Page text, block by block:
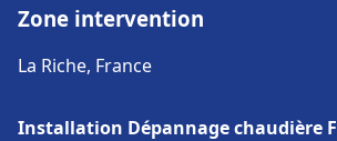
Zone intervention
La Riche, France
Installation Dépannage chaudière